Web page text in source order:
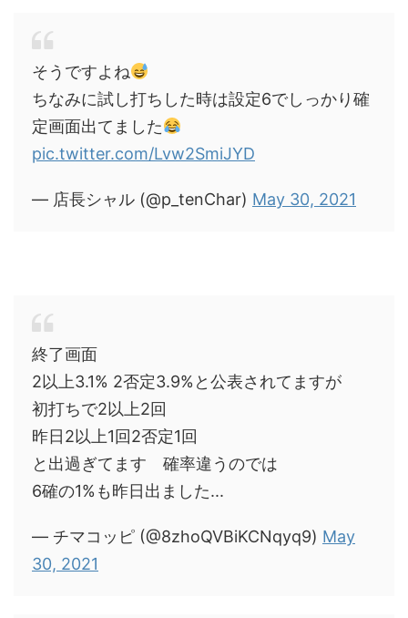
そうですよね
ちなみに試し打ちした時は設定6でしっかり確
定画面出てました
pic.twitter.com/Lvw2SmiJYD
— 店長シャル (@p_tenChar) May 30, 2021
終了画面
2以上3.1% 2否定3.9%と公表されてますが
初打ちで2以上2回
昨日2以上1回2否定1回
と出過ぎてます 確率違うのでは
6確の1%も昨日出ました...
— チマコッピ (@8zhoQVBiKCNqyq9) May
30, 2021